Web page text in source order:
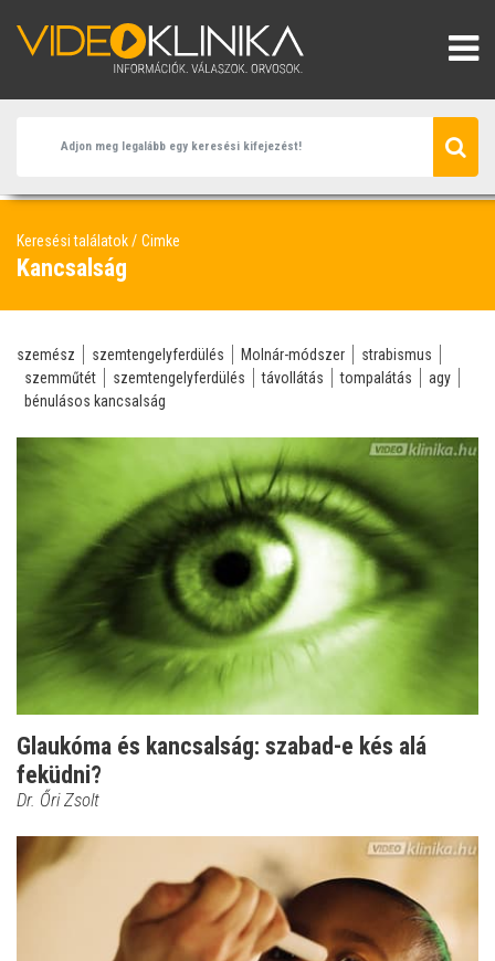
Keresési találatok Cimke
Kancsalság
szemész szemtengelyferdülés Molnár-módszer
strabismus
szemműtét
szemtengelyferdülés távollátás tompalátás
agy
bénulásos kancsalság
Glaukóma és kancsalság: szabad-e kés alá
feküdni?
Dr. Őri Zsolt